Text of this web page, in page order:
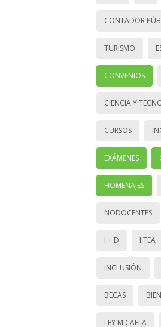
CONTADOR
TURISMO
CONVENIOS
CIENCIA Y
CURSOS
EXÁMENES
HOMENAJES
NODOCENTES
I + D IITEA
INCLUSIÓN
BECAS
LEY MICAELA